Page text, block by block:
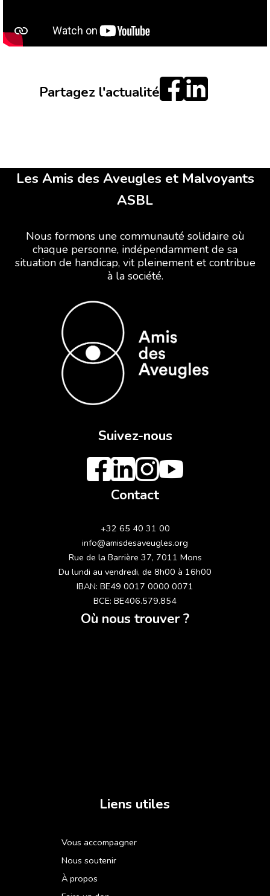
Partagez l'actualité
Les Amis des Aveugles et Malvoyants
ASBL
Nous formons une communauté solidaire où
chaque personne, indépendamment de sa
situation de handicap, vit pleinement et contribue
à la société.
Suivez-nous
Contact
+32 65 40 31 00
info@amisdesaveugles.org
Rue de la Barrière 37, 7011 Mons
Du lundi au vendredi, de 8h00 à 16h00
IBAN: BE49 0017 0000 0071
BCE: BE406.579.854
Où nous trouver ?
Liens utiles
Vous accompagner
Nous soutenir
À propos